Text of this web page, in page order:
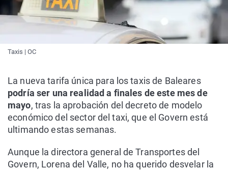
Taxis | OC
La nueva tarifa única para los taxis de Baleares
podría ser una realidad a finales de este mes de
mayo, tras la aprobación del decreto de modelo
económico del sector del taxi, que el Govern está
ultimando estas semanas.
Aunque la directora general de Transportes del
Govern, Lorena del Valle, no ha querido desvelar la